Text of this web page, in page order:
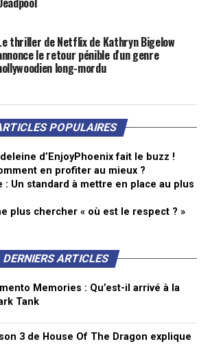
thriller de Netflix de Kathryn Bigelow
le retour pénible d'un genre
long-mordu
POPULAIRES
d’EnjoyPhoenix fait le buzz !
en profiter au mieux ?
Un standard à mettre en place au plus
plus chercher « où est le respect ? »
DERNIERS ARTICLES
Memories : Qu’est-il arrivé à la
Tank
3 de House Of The Dragon explique